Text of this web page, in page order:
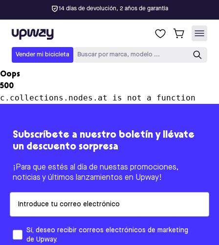
14 días de devolución, 2 años de garantía
Upway
Vender mi bicicleta Buscar por marca, modelo ...
Oops
500
c.collections.nodes.at is not a function
Subscríbete a nuestro boletín y llévate
un descuento sorpresa
¡Para que estés al día de nuestas promociones,
noticias y últimos lanzamientos en Upway!
Sí, deseo recibir correos electrónicos de marketing
de Upway.